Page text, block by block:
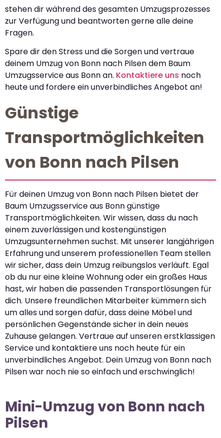
stehen dir während des gesamten Umzugsprozesses
zur Verfügung und beantworten gerne alle deine
Fragen.
Spare dir den Stress und die Sorgen und vertraue
deinem Umzug von Bonn nach Pilsen dem Baum
Umzugsservice aus Bonn an. Kontaktiere uns noch
heute und fordere ein unverbindliches Angebot an!
Günstige
Transportmöglichkeiten
von Bonn nach Pilsen
Für deinen Umzug von Bonn nach Pilsen bietet der
Baum Umzugsservice aus Bonn günstige
Transportmöglichkeiten. Wir wissen, dass du nach
einem zuverlässigen und kostengünstigen
Umzugsunternehmen suchst. Mit unserer langjährigen
Erfahrung und unserem professionellen Team stellen
wir sicher, dass dein Umzug reibungslos verläuft. Egal
ob du nur eine kleine Wohnung oder ein großes Haus
hast, wir haben die passenden Transportlösungen für
dich. Unsere freundlichen Mitarbeiter kümmern sich
um alles und sorgen dafür, dass deine Möbel und
persönlichen Gegenstände sicher in dein neues
Zuhause gelangen. Vertraue auf unseren erstklassigen
Service und kontaktiere uns noch heute für ein
unverbindliches Angebot. Dein Umzug von Bonn nach
Pilsen war noch nie so einfach und erschwinglich!
Mini-Umzug von Bonn nach
Pilsen